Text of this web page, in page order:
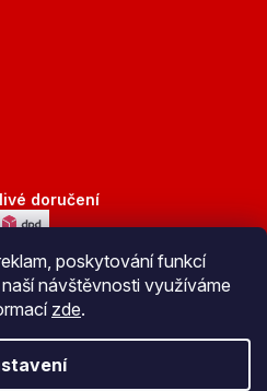
poskytování funkcí
návštěvnosti využíváme
zde.
doručení
platba